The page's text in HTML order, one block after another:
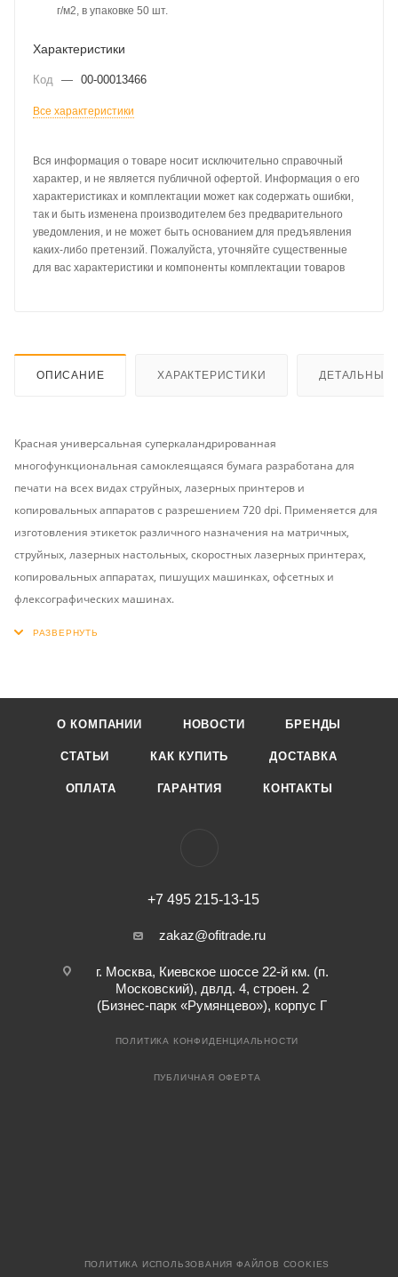
г/м2, в упаковке 50 шт.
Характеристики
Код — 00-00013466
Все характеристики
Вся информация о товаре носит исключительно справочный
характер, и не является публичной офертой. Информация о его
характеристиках и комплектации может как содержать ошибки,
так и быть изменена производителем без предварительного
уведомления, и не может быть основанием для предъявления
каких-либо претензий. Пожалуйста, уточняйте существенные
для вас характеристики и компоненты комплектации товаров
ОПИСАНИЕ ХАРАКТЕРИСТИКИ ДЕТАЛЬНЫЕ
Красная универсальная суперкаландрированная
многофункциональная самоклеящаяся бумага разработана для
печати на всех видах струйных, лазерных принтеров и
копировальных аппаратов с разрешением 720 dpi. Применяется для
изготовления этикеток различного назначения на матричных,
струйных, лазерных настольных, скоростных лазерных принтерах,
копировальных аппаратах, пишущих машинках, офсетных и
флексографических машинах.
О КОМПАНИИ НОВОСТИ БРЕНДЫ
СТАТЬИ КАК КУПИТЬ ДОСТАВКА
ОПЛАТА ГАРАНТИЯ КОНТАКТЫ
+7 495 215-13-15
zakaz@ofitrade.ru
г. Москва, Киевское шоссе 22-й км. (п.
Московский), двлд. 4, строен. 2
(Бизнес-парк «Румянцево»), корпус Г
ПОЛИТИКА КОНФИДЕНЦИАЛЬНОСТИ
ПУБЛИЧНАЯ ОФЕРТА
ПОЛИТИКА ИСПОЛЬЗОВАНИЯ ФАЙЛОВ COOKIES